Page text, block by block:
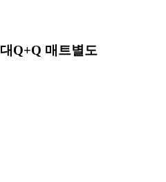
Q+Q 매트별도